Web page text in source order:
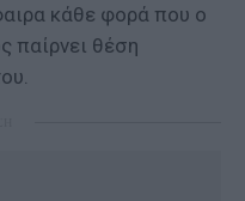
κάθε φορά που ο
παίρνει θέση